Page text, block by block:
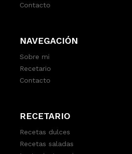
Contacto
NAVEGACIÓN
Sobre mi
Recetario
Contacto
RECETARIO
Recetas dulces
Recetas saladas